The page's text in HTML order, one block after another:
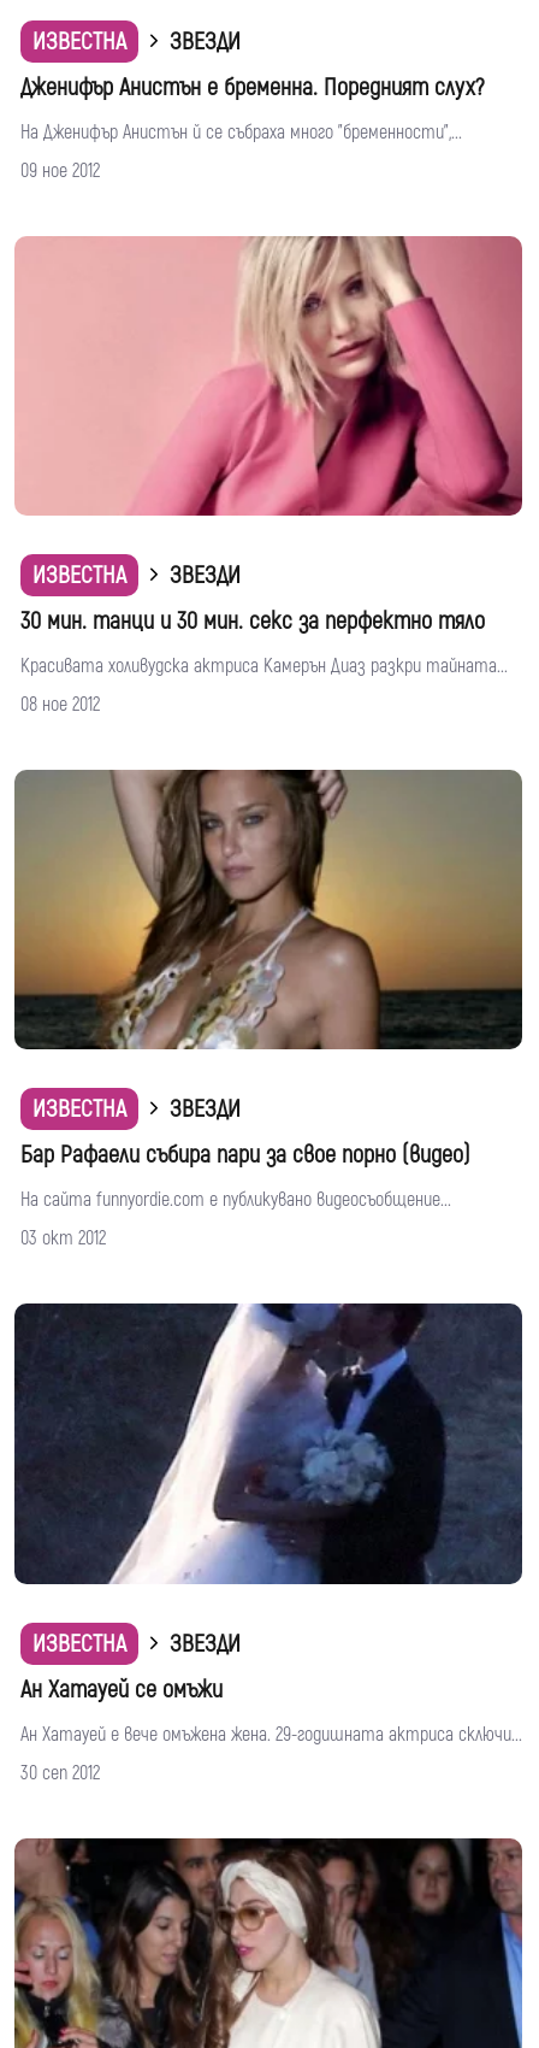
ИЗВЕСТНА
ЗВЕЗДИ
Дженифър Анистън е бременна. Поредният слух?
На Дженифър Анистън й се събраха много "бременности",...
09 ное 2012
ИЗВЕСТНА
ЗВЕЗДИ
30 мин. танци и 30 мин. секс за перфектно тяло
Красивата холивудска актриса Камерън Диаз разкри тайната...
08 ное 2012
ИЗВЕСТНА
ЗВЕЗДИ
Бар Рафаели събира пари за свое порно (видео)
На сайта funnyordie.com е публикувано видеосъобщение...
03 окт 2012
ИЗВЕСТНА
ЗВЕЗДИ
Ан Хатауей се омъжи
Ан Хатауей е вече омъжена жена. 29-годишната актриса сключи...
30 сеп 2012